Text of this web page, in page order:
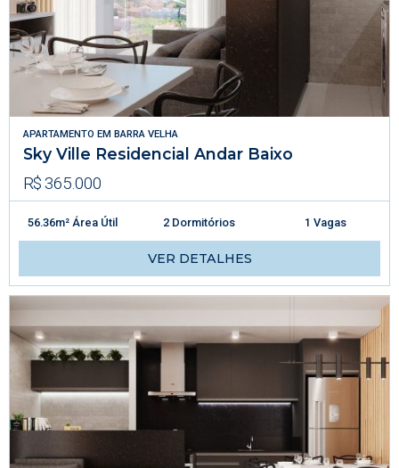
APARTAMENTO EM BARRA VELHA
Sky Ville Residencial Andar Baixo
R$ 365.000
56.36m² Área Útil 2 Dormitórios 1 Vagas
VER DETALHES